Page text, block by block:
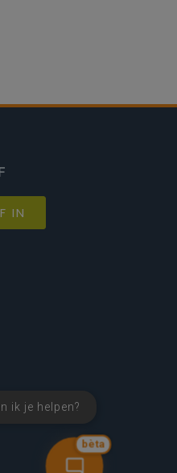
bèta
ik je helpen?
IN